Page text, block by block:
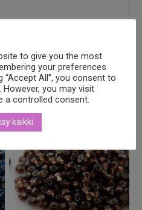
to give you the most
your preferences
“Accept All”, you consent to
you may visit
a controlled consent.
kaikki